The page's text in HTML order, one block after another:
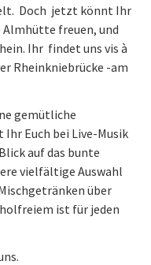
Doch jetzt könnt Ihr
Almhütte freuen, und
Ihr findet uns vis à
Rheinkniebrücke -am
gemütliche
Euch bei Live-Musik
auf das bunte
vielfältige Auswahl
über
ist für jeden